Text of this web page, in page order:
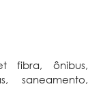
fibra, ônibus,
saneamento,